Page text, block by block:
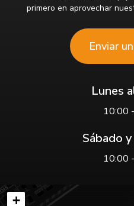
primero en aprovechar
Enviar
Lunes
10:00
Sábado
10:00
+